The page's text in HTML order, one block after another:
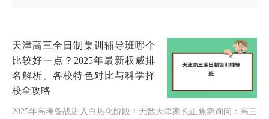
天津高三全日制集训辅导班哪个
比较好一点？2025年最新权威排
名解析、各校特色对比与科学择
校全攻略
2025年高考备战进入白热化阶段！无数天津家长正焦急询问：高三